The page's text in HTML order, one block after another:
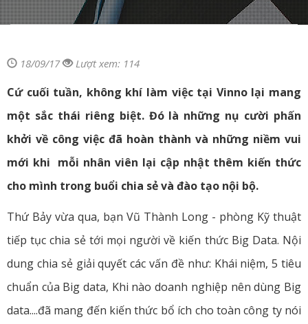
18/09/17 Lượt xem: 114
Cứ cuối tuần, không khí làm việc tại Vinno lại mang
một sắc thái riêng biệt. Đó là những nụ cười phấn
khởi về công việc đã hoàn thành và những niềm vui
mới khi mỗi nhân viên lại cập nhật thêm kiến thức
cho mình trong buổi chia sẻ và đào tạo nội bộ.
Thứ Bảy vừa qua, bạn Vũ Thành Long - phòng Kỹ thuật
tiếp tục chia sẻ tới mọi người về kiến thức Big Data. Nội
dung chia sẻ giải quyết các vấn đề như: Khái niệm, 5 tiêu
chuẩn của Big data, Khi nào doanh nghiệp nên dùng Big
data....đã mang đến kiến thức bổ ích cho toàn công ty nói